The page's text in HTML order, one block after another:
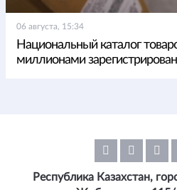
06 августа, 15:34
Национальный каталог
миллионами
Республика Казахстан,